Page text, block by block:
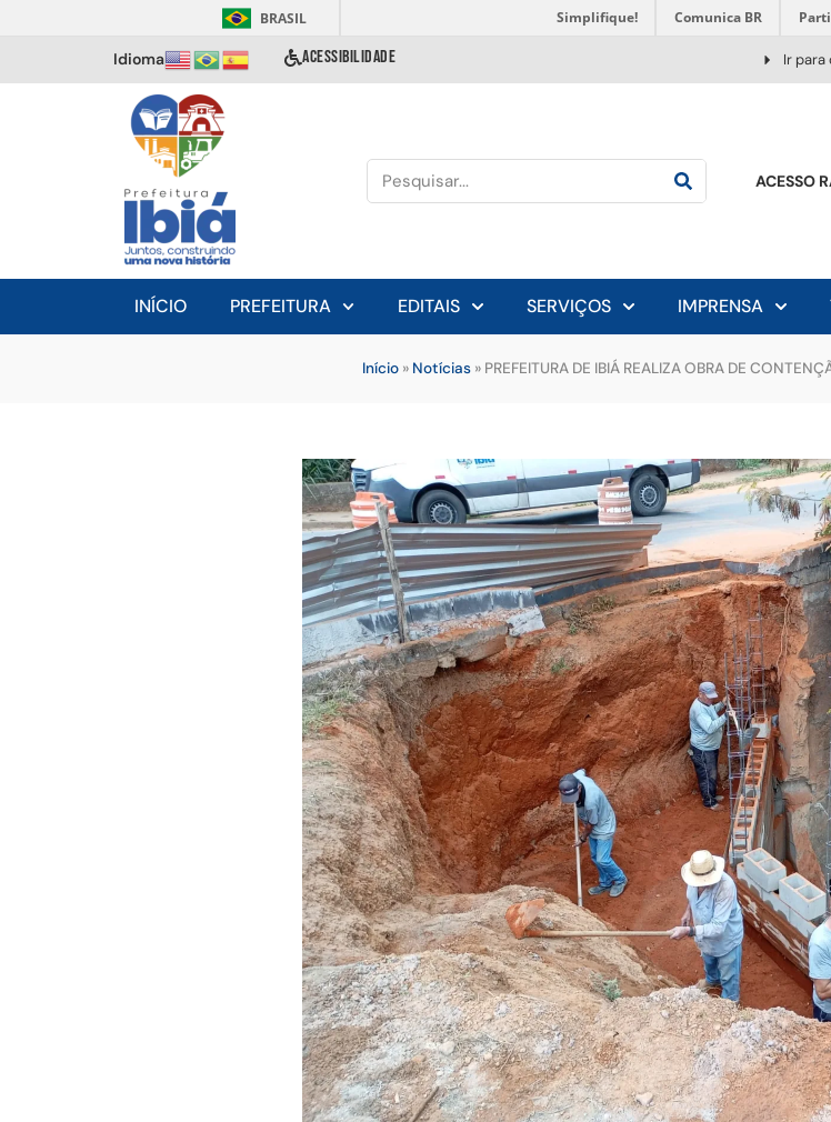
BRASIL Simplifique! Comunica BR
Idioma ACESSIBILIDADE Ir para
ACESSO
INÍCIO PREFEITURA EDITAIS SERVIÇOS IMPRENSA
Início» Notícias» PREFEITURA DE IBIÁ REALIZA OBRA DE